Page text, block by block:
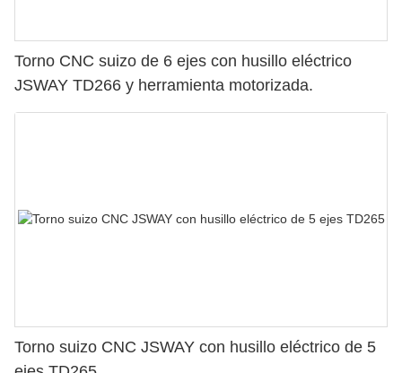
Torno CNC suizo de 6 ejes con husillo eléctrico
JSWAY TD266 y herramienta motorizada.
Torno suizo CNC JSWAY con husillo eléctrico de 5